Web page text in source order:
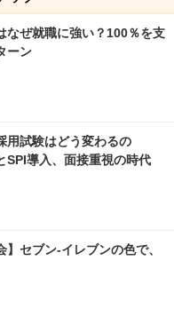
なぜ就職に強い？100％を支
ーン
用試験はどう変わるの
導入、面接重視の時代
】セブン‐イレブンの色で、